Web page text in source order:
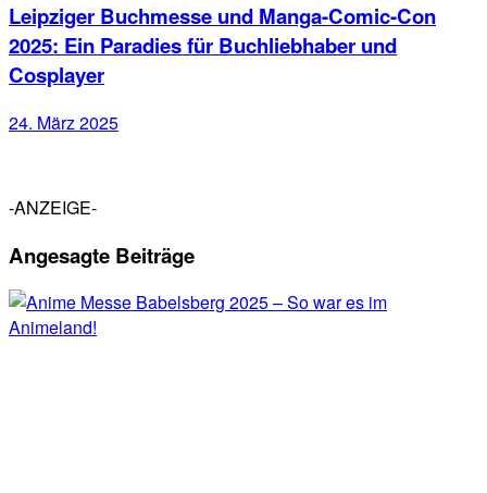
Leipziger Buchmesse und Manga-Comic-Con
2025: Ein Paradies für Buchliebhaber und
Cosplayer
24. März 2025
-ANZEIGE-
Angesagte Beiträge